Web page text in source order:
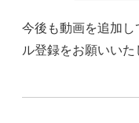
今後も動画を追加
ル登録をお願いいた